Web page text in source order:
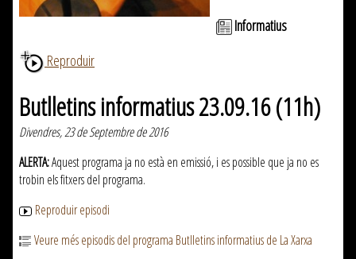
Informatius
Reproduir
Butlletins informatius 23.09.16 (11h)
Divendres, 23 de Septembre de 2016
ALERTA:Aquest programa ja no està en emissió, i es possible que ja no es
trobin els fitxers del programa.
Reproduir episodi
Veure més episodis del programa Butlletins informatius de La Xarxa